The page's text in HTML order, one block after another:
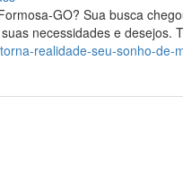
GO? Sua busca
necessidades e desejos.
realidade-seu-sonho-